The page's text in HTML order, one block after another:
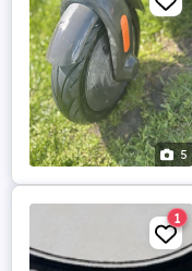
5
1